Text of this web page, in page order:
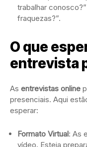
trabalhar
fraquezas?”.
O que
entrevista
As entrevistas online
presenciais. Aqui
esperar:
Formato Virtual: As
vídeo. Esteja